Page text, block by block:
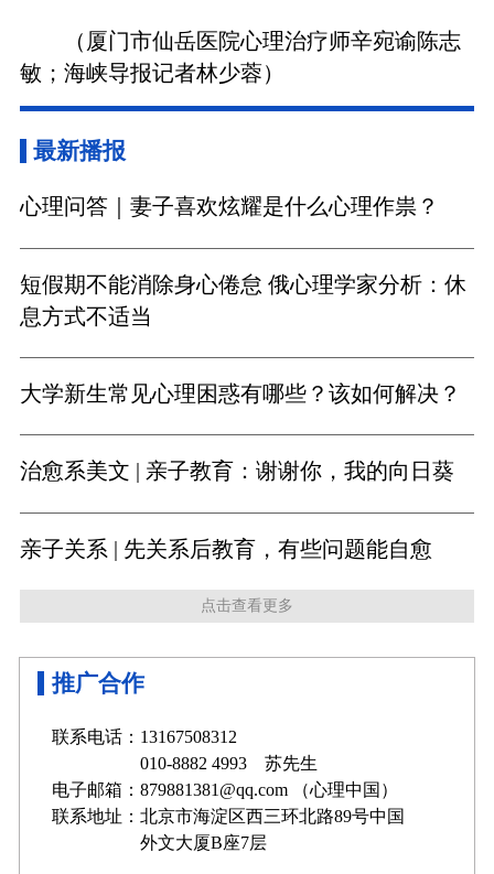
（厦门市仙岳医院心理治疗师辛宛谕陈志
敏；海峡导报记者林少蓉）
最新播报
心理问答｜妻子喜欢炫耀是什么心理作祟？
短假期不能消除身心倦怠 俄心理学家分析：休
息方式不适当
大学新生常见心理困惑有哪些？该如何解决？
治愈系美文 | 亲子教育：谢谢你，我的向日葵
亲子关系 | 先关系后教育，有些问题能自愈
点击查看更多
推广合作
联系电话：13167508312
010-8882 4993 苏先生
电子邮箱：879881381@qq.com （心理中国）
联系地址：北京市海淀区西三环北路89号中国
外文大厦B座7层